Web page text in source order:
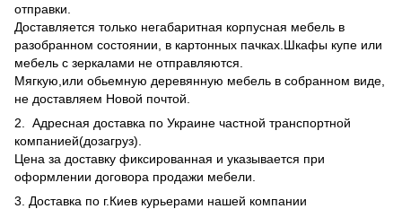
отправки.
Доставляется только негабаритная корпусная мебель в
разобранном состоянии, в картонных пачках.Шкафы купе или
мебель с зеркалами не отправляются.
Мягкую,или обьемную деревянную мебель в собранном виде,
не доставляем Новой почтой.
2. Адресная доставка по Украине частной транспортной
компанией(дозагруз).
Цена за доставку фиксированная и указывается при
оформлении договора продажи мебели.
3. Доставка по г.Киев курьерами нашей компании